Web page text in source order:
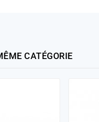
CATÉGORIE